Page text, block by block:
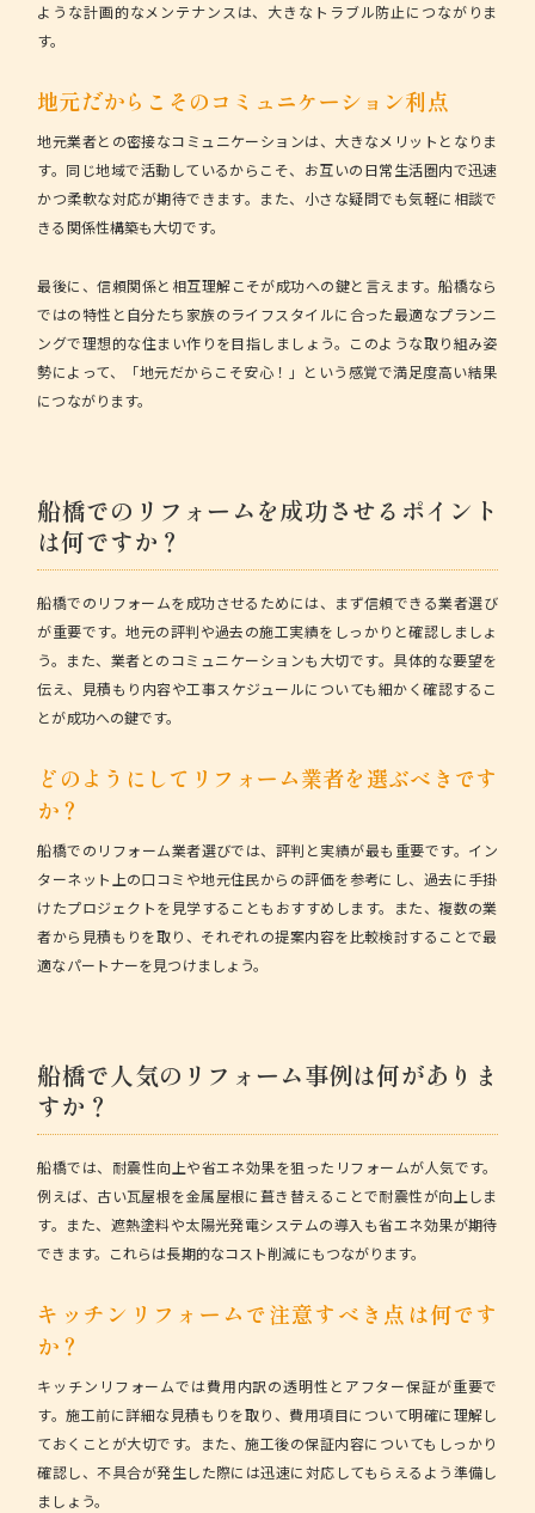
ような計画的なメンテナンスは、大きなトラブル防止につながりま
す。
地元だからこそのコミュニケーション利点
地元業者との密接なコミュニケーションは、大きなメリットとなりま
す。同じ地域で活動しているからこそ、お互いの日常生活圏内で迅速
かつ柔軟な対応が期待できます。また、小さな疑問でも気軽に相談で
きる関係性構築も大切です。
最後に、信頼関係と相互理解こそが成功への鍵と言えます。船橋なら
ではの特性と自分たち家族のライフスタイルに合った最適なプランニ
ングで理想的な住まい作りを目指しましょう。このような取り組み姿
勢によって、「地元だからこそ安心！」という感覚で満足度高い結果
につながります。
船橋でのリフォームを成功させるポイント
は何ですか？
船橋でのリフォームを成功させるためには、まず信頼できる業者選び
が重要です。地元の評判や過去の施工実績をしっかりと確認しましょ
う。また、業者とのコミュニケーションも大切です。具体的な要望を
伝え、見積もり内容や工事スケジュールについても細かく確認するこ
とが成功への鍵です。
どのようにしてリフォーム業者を選ぶべきです
か？
船橋でのリフォーム業者選びでは、 評判と実績が最も重要です。イン
ターネット上の口コミや地元住民からの評価を参考にし、過去に手掛
けたプロジェクトを見学することもおすすめします。また、複数の業
者から見積もりを取り、それぞれの提案内容を比較検討することで最
適なパートナーを見つけましょう。
船橋で人気のリフォーム事例は何がありま
すか？
船橋では、 耐震性向上や省エネ効果を狙ったリフォームが人気です。
例えば、古い瓦屋根を金属屋根に葺き替えることで耐震性が向上しま
す。また、遮熱塗料や太陽光発電システムの導入も省エネ効果が期待
できます。これらは長期的なコスト削減にもつながります。
キッチンリフォームで注意すべき点は何です
か？
キッチンリフォームでは費用内訳の透明性とアフター保証が重要で
す。施工前に詳細な見積もりを取り、費用項目について明確に理解し
ておくことが大切です。また、施工後の保証内容についてもしっかり
確認し、不具合が発生した際には迅速に対応してもらえるよう準備し
ましょう。